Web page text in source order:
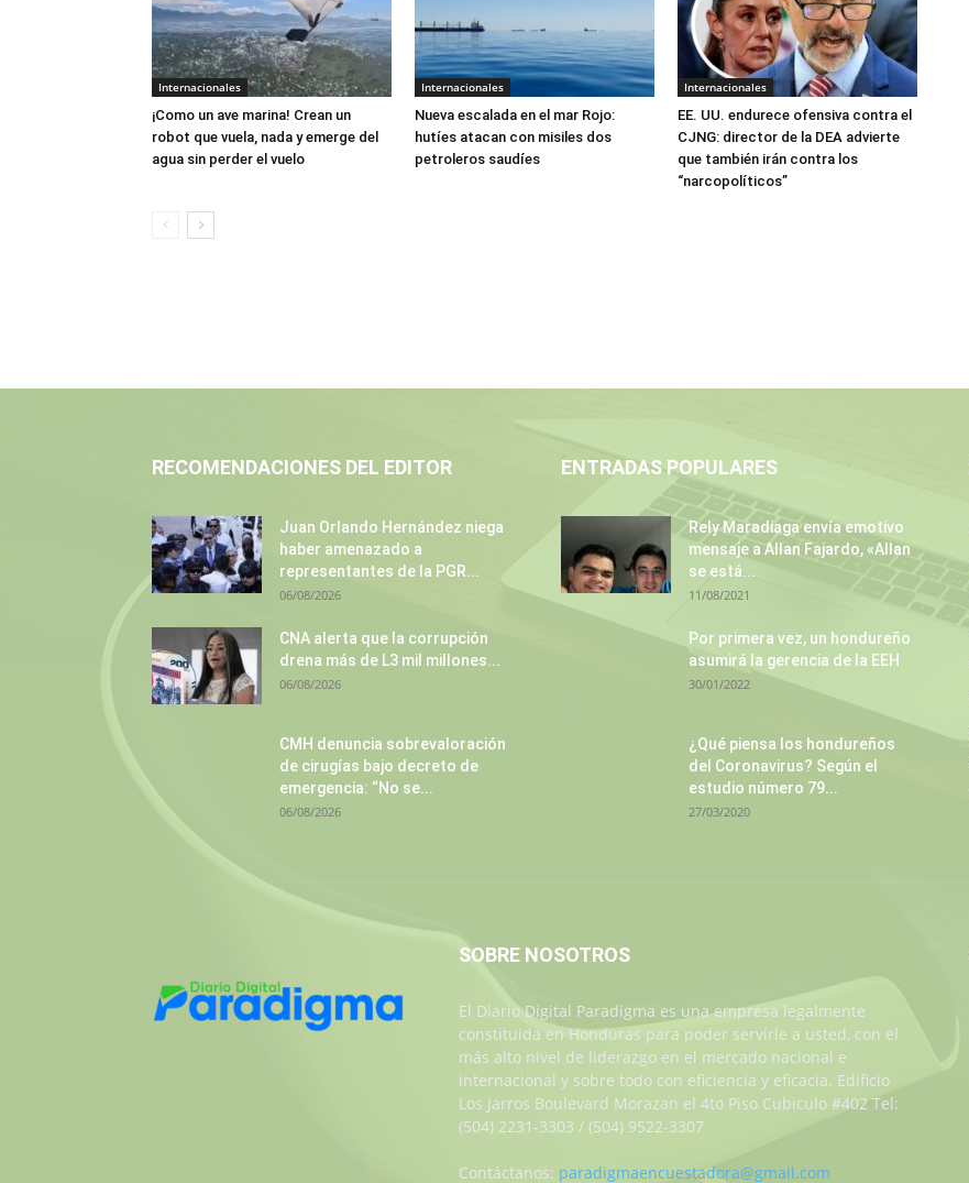
Internacionales
¡Como un ave marina! Crean un
robot que vuela, nada y emerge del
agua sin perder el vuelo
Internacionales
Nueva escalada en el mar Rojo:
hutíes atacan con misiles dos
petroleros saudíes
Internacionales
EE. UU. endurece ofensiva contra el
CJNG: director de la DEA advierte
que también irán contra los
“narcopolíticos”
RECOMENDACIONES DEL EDITOR
Juan Orlando Hernández niega
haber amenazado a
representantes de la PGR...
06/08/2026
CNA alerta que la corrupción
drena más de L3 mil millones...
06/08/2026
CMH denuncia sobrevaloración
de cirugías bajo decreto de
emergencia: “No se...
06/08/2026
ENTRADAS POPULARES
Rely Maradiaga envía emotivo
mensaje a Allan Fajardo, «Allan
se está...
11/08/2021
Por primera vez, un hondureño
asumirá la gerencia de la EEH
30/01/2022
¿Qué piensa los hondureños
del Coronavirus? Según el
estudio número 79...
27/03/2020
SOBRE NOSOTROS
El Diario Digital Paradigma es una empresa legalmente
constituida en Honduras para poder servirle a usted, con el
más alto nivel de liderazgo en el mercado nacional e
internacional y sobre todo con eficiencia y eficacia. Edificio
Los Jarros Boulevard Morazan el 4to Piso Cubiculo #402 Tel:
(504) 2231-3303 / (504) 9522-3307
Contáctanos: paradigmaencuestadora@gmail.com